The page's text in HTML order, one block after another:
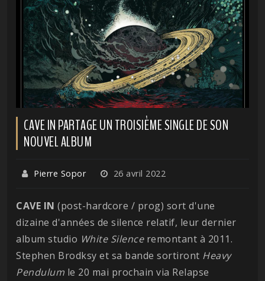
CAVE IN PARTAGE UN TROISIÈME SINGLE DE SON
NOUVEL ALBUM
Pierre Sopor 26 avril 2022
CAVE IN (post-hardcore / prog) sort d'une
dizaine d'années de silence relatif, leur dernier
album studio White Silenceremontant à 2011.
Stephen Brodksy et sa bande sortiront Heavy
Pendulum le 20 mai prochain via Relapse